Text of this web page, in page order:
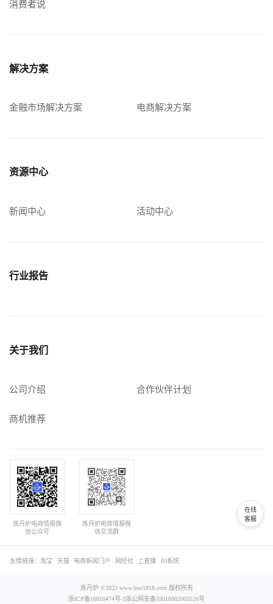
消费者说
解决方案
金融市场解决方案 电商解决方案
资源中心
新闻中心 活动中心
行业报告
关于我们
公司介绍 合作伙伴计划
商机推荐
炼丹炉电商情报微
信公众号
炼丹炉电商情报微
信交流群
友情链接：淘宝 天猫 电商新闻门户 网经社 上直播 BI系统
炼丹炉 ©2022 www.huo1818.com 版权所有
浙ICP备18010474号-3浙公网安备33010902003526号
在线
客服